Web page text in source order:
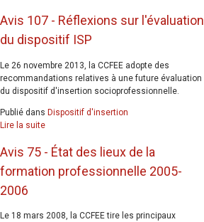
Avis 107 - Réflexions sur l'évaluation
du dispositif ISP
Le 26 novembre 2013, la CCFEE adopte des
recommandations relatives à une future évaluation
du dispositif d'insertion socioprofessionnelle.
Publié dans Dispositif d'insertion
Lire la suite
Avis 75 - État des lieux de la
formation professionnelle 2005-
2006
Le 18 mars 2008, la CCFEE tire les principaux